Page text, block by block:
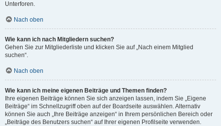
Unterforen.
Nach oben
Wie kann ich nach Mitgliedern suchen?
Gehen Sie zur Mitgliederliste und klicken Sie auf „Nach einem Mitglied
suchen“.
Nach oben
Wie kann ich meine eigenen Beiträge und Themen finden?
Ihre eigenen Beiträge können Sie sich anzeigen lassen, indem Sie „Eigene
Beiträge“ im Schnellzugriff oben auf der Boardseite auswählen. Alternativ
können Sie auch „Ihre Beiträge anzeigen“ in Ihrem persönlichen Bereich oder
„Beiträge des Benutzers suchen“ auf Ihrer eigenen Profilseite verwenden.